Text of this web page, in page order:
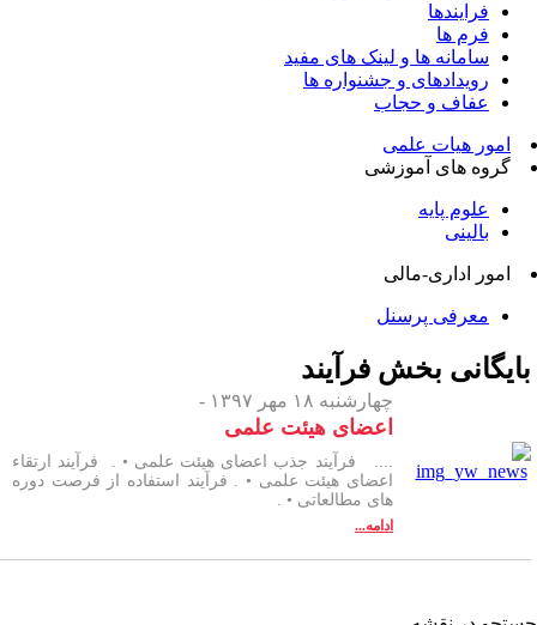
فرایندها
فرم ها
سامانه ها و لینک های مفید
رویدادهای و جشنواره ها
عفاف و حجاب
امور هیات علمی
گروه های آموزشی
علوم پایه
بالینی
امور اداری-مالی
معرفی پرسنل
بخشفرآیند
چهارشنبه ۱۸ مهر ۱۳۹۷ -
اعضای هیئت علمی
.... فرآیند جذب اعضای هیئت علمی • . فرآیند ارتقاء
اعضای هیئت علمی • . فرآیند استفاده از فرصت دوره
های مطالعاتی • .
ادامه...